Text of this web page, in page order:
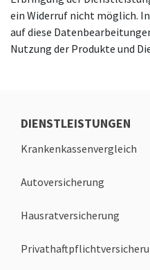
ein Widerruf nicht möglich.
auf diese
Nutzung der Produkte und
DIENSTLEISTUNGEN
Krankenkassenvergleich
Autoversicherung
Hausratversicherung